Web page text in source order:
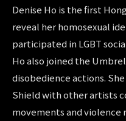
Denise Ho is the first
reveal her homosexual
participated in LGBT
Ho also joined the
disobedience actions.
Shield with other artists
movements and violence